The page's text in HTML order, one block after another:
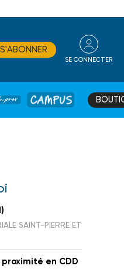
S'ABONNER
SE CONNECTER
CAMPUS
SAINT-PIERRE ET
en CDD